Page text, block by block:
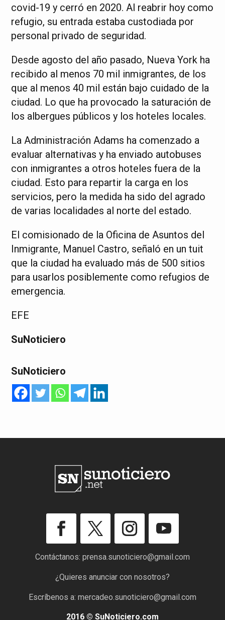
covid-19 y cerró en 2020. Al reabrir hoy como
refugio, su entrada estaba custodiada por
personal privado de seguridad.
Desde agosto del año pasado, Nueva York ha
recibido al menos 70 mil inmigrantes, de los
que al menos 40 mil están bajo cuidado de la
ciudad. Lo que ha provocado la saturación de
los albergues públicos y los hoteles locales.
La Administración Adams ha comenzado a
evaluar alternativas y ha enviado autobuses
con inmigrantes a otros hoteles fuera de la
ciudad. Esto para repartir la carga en los
servicios, pero la medida ha sido del agrado
de varias localidades al norte del estado.
El comisionado de la Oficina de Asuntos del
Inmigrante, Manuel Castro, señaló en un tuit
que la ciudad ha evaluado más de 500 sitios
para usarlos posiblemente como refugios de
emergencia.
EFE
SuNoticiero
SuNoticiero
Contáctanos: prensa.sunoticiero@gmail.com
¿Quieres anunciar con nosotros?
Escríbenos a: mercadeo.sunoticiero@gmail.com
2016 © SuNoticiero.com